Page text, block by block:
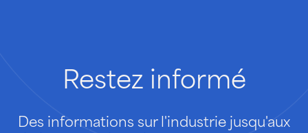
Restez informé
Des informations sur l'industrie jusqu'aux